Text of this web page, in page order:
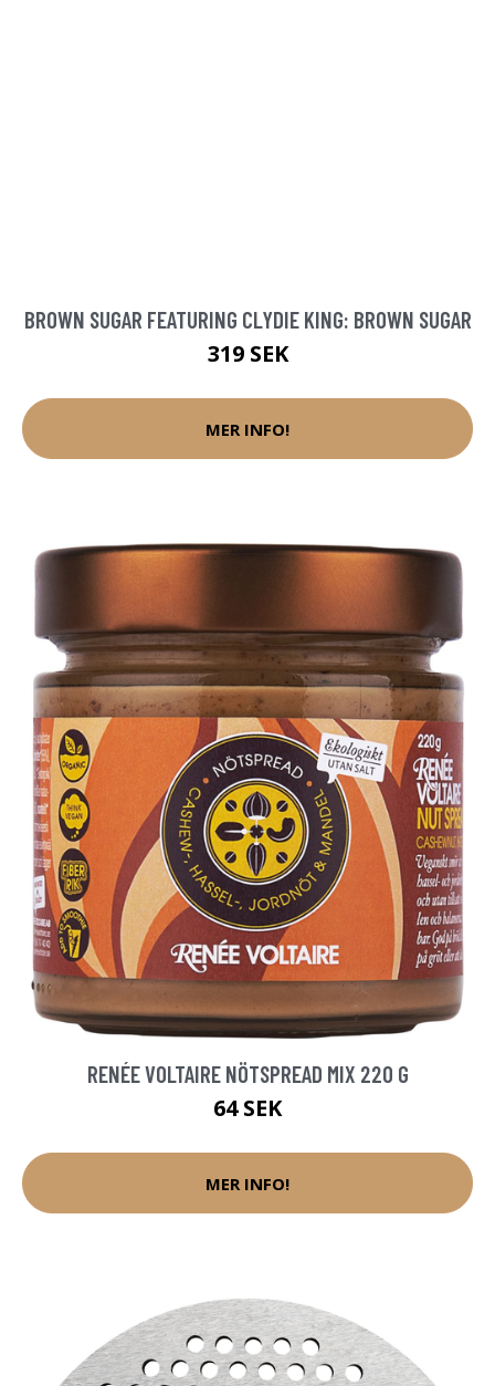
BROWN SUGAR FEATURING CLYDIE KING: BROWN SUGAR
319 SEK
MER INFO!
RENÉE VOLTAIRE NÖTSPREAD MIX 220 G
64 SEK
MER INFO!